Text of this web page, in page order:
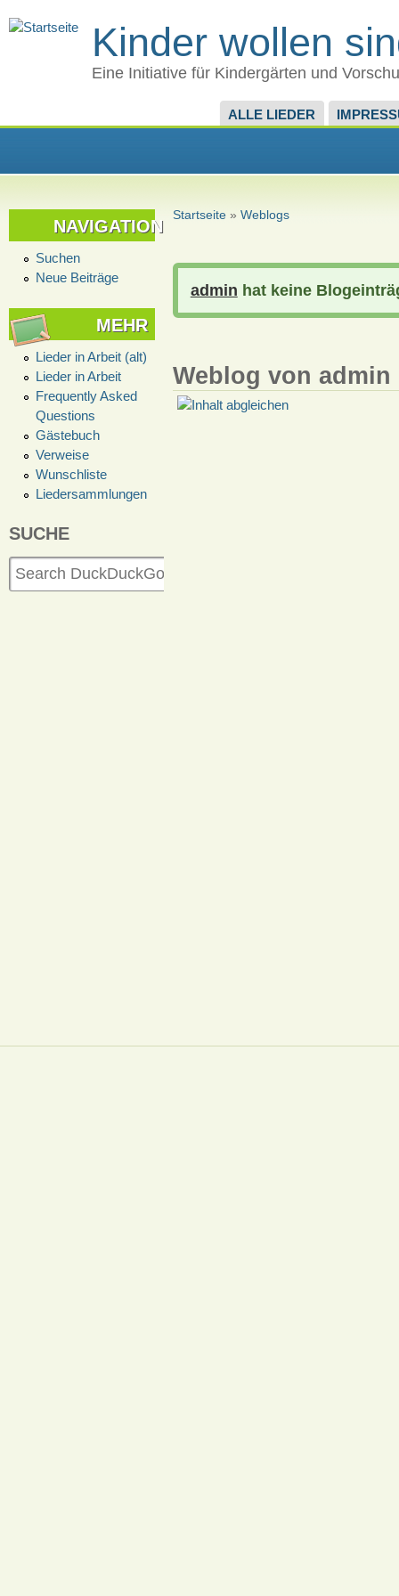
Kinder wollen
Eine Initiative für Kindergärten und
ALLE LIEDER
NAVIGATION
Suchen
Neue Beiträge
MEHR
Lieder in Arbeit (alt)
Lieder in Arbeit
Frequently Asked
Questions
Gästebuch
Verweise
Wunschliste
Liedersammlungen
SUCHE
Startseite» Weblogs
admin hat keine
Weblog von admin